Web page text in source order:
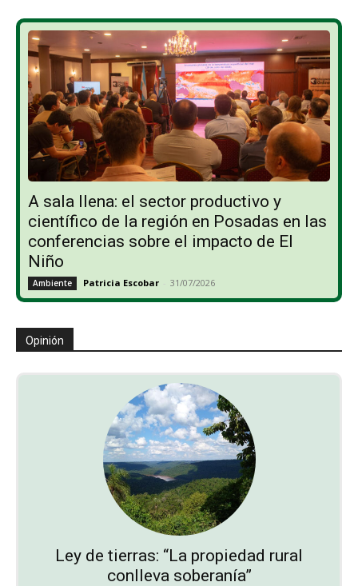
A sala llena: el sector productivo y
científico de la región en Posadas en las
conferencias sobre el impacto de El
Niño
Ambiente Patricia Escobar - 31/07/2026
Opinión
Ley de tierras: “La propiedad rural
conlleva soberanía”